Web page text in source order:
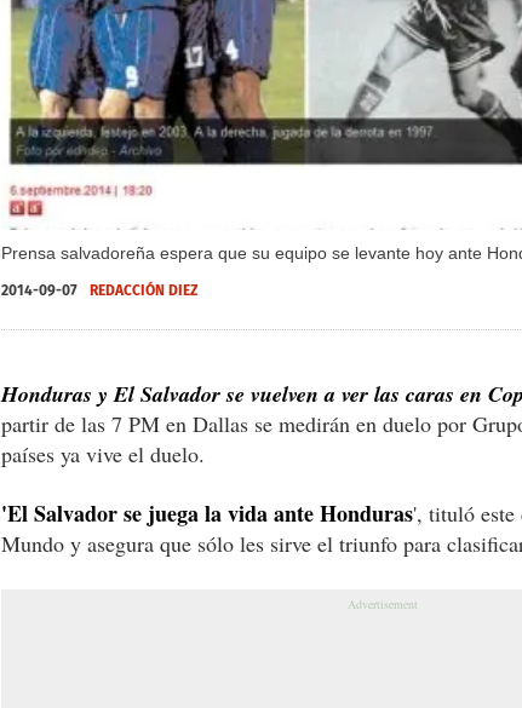
Prensa salvadoreña espera que su equipo se levante hoy ante
2014-09-07 REDACCIÓN DIEZ
Honduras y El Salvador se vuelven a ver las caras en
partir de las 7 PM en Dallas se medirán en duelo por
países ya vive el duelo.
'El Salvador se juega la vida ante Honduras', tituló
Mundo y asegura que sólo les sirve el triunfo para